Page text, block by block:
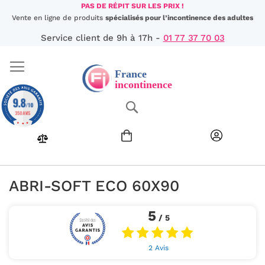
Aller
au
PAS DE RÉPIT SUR LES PRIX !
Vente en ligne de produits spécialisés pour l’incontinence des adultes
Service client de 9h à 17h - 01 77 37 70 03
ABRI-SOFT ECO 60X90
5 / 5
2 Avis
9.8/10
350 AVIS